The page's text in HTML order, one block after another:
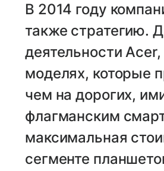
В 2014 году
также стратегию.
деятельности
моделях, которые
чем на дорогих,
флагманским
максимальная
сегменте